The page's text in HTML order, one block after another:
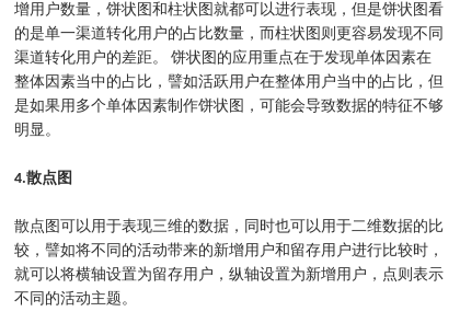
增用户数量，饼状图和柱状图就都可以进行表现，但是饼状图看
的是单一渠道转化用户的占比数量，而柱状图则更容易发现不同
渠道转化用户的差距。 饼状图的应用重点在于发现单体因素在
整体因素当中的占比，譬如活跃用户在整体用户当中的占比，但
是如果用多个单体因素制作饼状图，可能会导致数据的特征不够
明显。
4.散点图
散点图可以用于表现三维的数据，同时也可以用于二维数据的比
较，譬如将不同的活动带来的新增用户和留存用户进行比较时，
就可以将横轴设置为留存用户，纵轴设置为新增用户，点则表示
不同的活动主题。